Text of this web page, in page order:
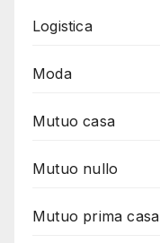
Logistica
Moda
Mutuo casa
Mutuo nullo
Mutuo prima casa